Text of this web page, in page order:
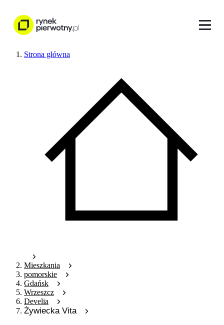
Strona główna
Mieszkania
pomorskie
Gdańsk
Wrzeszcz
Develia
Żywiecka Vita